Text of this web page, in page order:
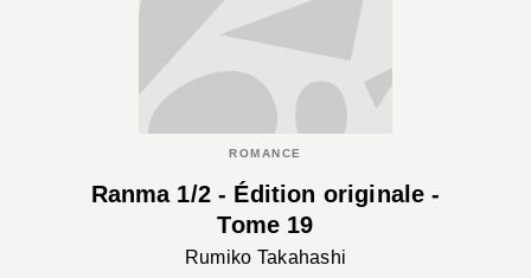
ROMANCE
Ranma 1/2 - Édition originale -
Tome 19
Rumiko Takahashi